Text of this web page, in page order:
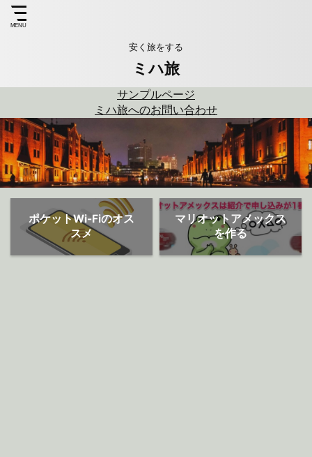
安く旅をする
ミハ旅
サンプルページ
ミハ旅へのお問い合わせ
ポケットWi-Fiのオス
スメ
マリオットアメックス
を作る